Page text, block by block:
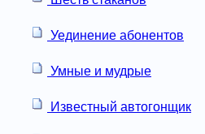
Уединение абонентов
Умные и мудрые
Известный автогонщик